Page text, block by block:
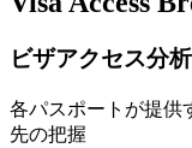
ビザアクセス分析
各パスポートが提供
先の把握